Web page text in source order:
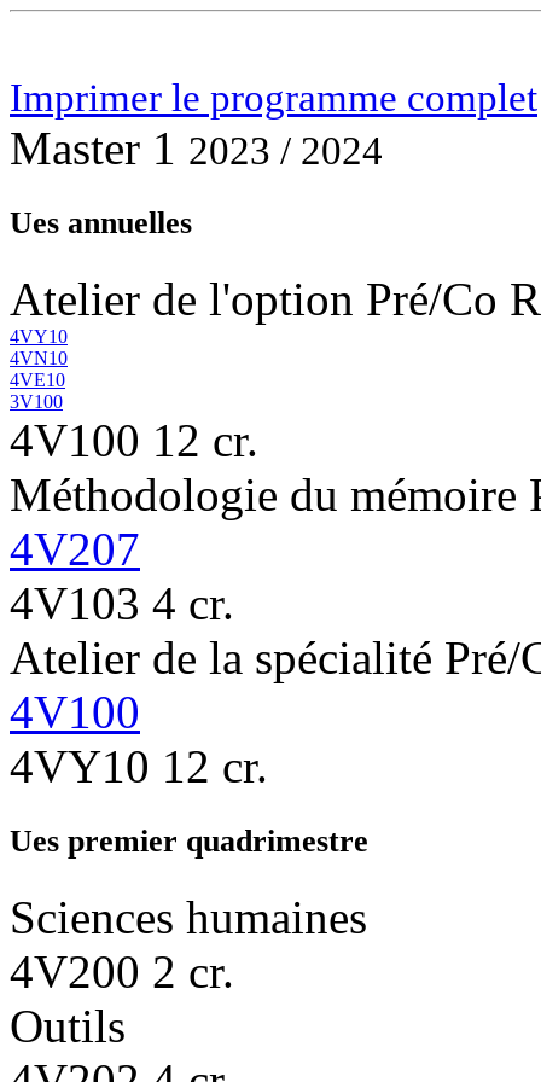
Imprimer le programme complet
Master 1 2023 / 2024
Ues annuelles
Atelier de l'option Pré/Co
4VY10
4VN10
4VE10
3V100
4V100 12 cr.
Méthodologie du mémoire
4V207
4V103 4 cr.
Atelier de la spécialité Pré/
4V100
4VY10 12 cr.
Ues premier quadrimestre
Sciences humaines
4V200 2 cr.
Outils